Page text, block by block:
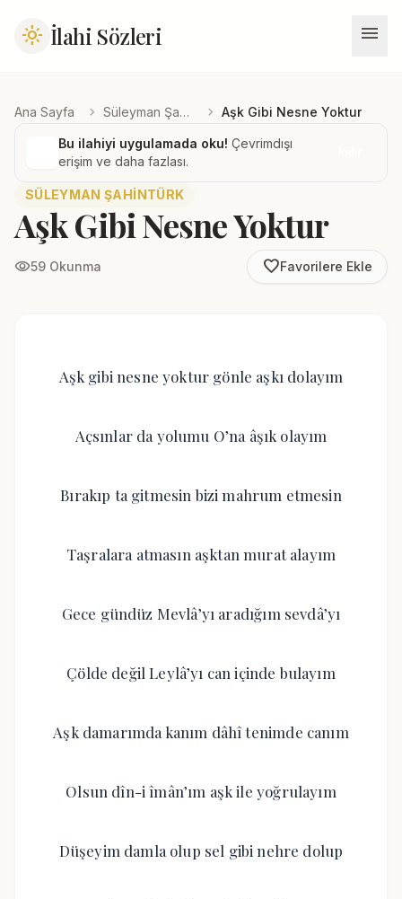
light_mode İlahi Sözleri menu
Ana Sayfa chevron_right Süleyman Şahintürk chevron_right Aşk Gibi Nesne Yoktur
Bu ilahiyi uygulamada oku! Çevrimdışı
erişim ve daha fazlası.
SÜLEYMAN ŞAHINTÜRK
Aşk Gibi Nesne Yoktur
visibility59 Okunma favorite_borderFavorilere Ekle
Aşk gibi nesne yoktur gönle aşkı dolayım
Açsınlar da yolumu O’na âşık olayım
Bırakıp ta gitmesin bizi mahrum etmesin
Taşralara atmasın aşktan murat alayım
Gece gündüz Mevlâ’yı aradığım sevdâ’yı
Çölde değil Leylâ’yı can içinde bulayım
Aşk damarımda kanım dâhî tenimde canım
Olsun dîn-i îmân’ım aşk ile yoğrulayım
Düşeyim damla olup sel gibi nehre dolup